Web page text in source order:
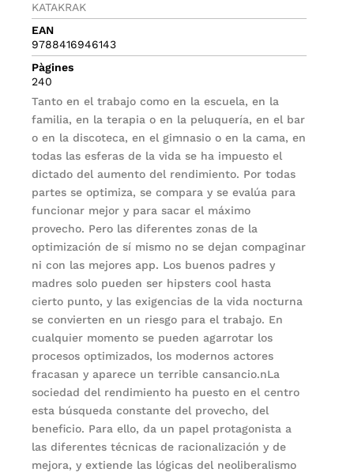
KATAKRAK
EAN
9788416946143
Pàgines
240
Tanto en el trabajo como en la escuela, en la
familia, en la terapia o en la peluquería, en el bar
o en la discoteca, en el gimnasio o en la cama, en
todas las esferas de la vida se ha impuesto el
dictado del aumento del rendimiento. Por todas
partes se optimiza, se compara y se evalúa para
funcionar mejor y para sacar el máximo
provecho. Pero las diferentes zonas de la
optimización de sí mismo no se dejan compaginar
ni con las mejores app. Los buenos padres y
madres solo pueden ser hipsters cool hasta
cierto punto, y las exigencias de la vida nocturna
se convierten en un riesgo para el trabajo. En
cualquier momento se pueden agarrotar los
procesos optimizados, los modernos actores
fracasan y aparece un terrible cansancio.nLa
sociedad del rendimiento ha puesto en el centro
esta búsqueda constante del provecho, del
beneficio. Para ello, da un papel protagonista a
las diferentes técnicas de racionalización y de
mejora, y extiende las lógicas del neoliberalismo